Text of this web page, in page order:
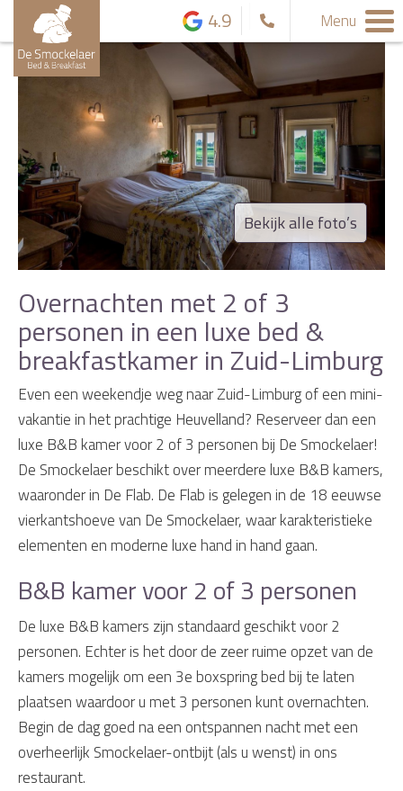
4.9 Menu
Bekijk alle foto’s
Overnachten met 2 of 3
personen in een luxe bed &
breakfastkamer in Zuid-Limburg
Even een weekendje weg naar Zuid-Limburg of een mini-
vakantie in het prachtige Heuvelland? Reserveer dan een
luxe B&B kamer voor 2 of 3 personen bij De Smockelaer!
De Smockelaer beschikt over meerdere luxe B&B kamers,
waaronder in De Flab. De Flab is gelegen in de 18 eeuwse
vierkantshoeve van De Smockelaer, waar karakteristieke
elementen en moderne luxe hand in hand gaan.
B&B kamer voor 2 of 3 personen
De luxe B&B kamers zijn standaard geschikt voor 2
personen. Echter is het door de zeer ruime opzet van de
kamers mogelijk om een 3e boxspring bed bij te laten
plaatsen waardoor u met 3 personen kunt overnachten.
Begin de dag goed na een ontspannen nacht met een
overheerlijk Smockelaer-ontbijt (als u wenst) in ons
restaurant.